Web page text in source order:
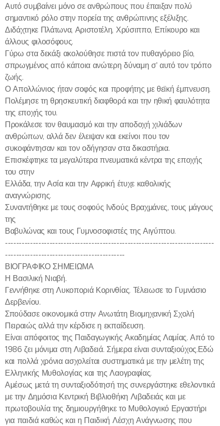
Αυτό συμβαίνει μόνο σε ανθρώπους που έπαιξαν πολύ
σημαντικό ρόλο στην πορεία της ανθρώπινης εξέλιξης.
Διδάχτηκε Πλάτωνα, Αριστοτέλη, Χρύσιππο, Επίκουρο και
άλλους φιλοσόφους.
Γύρω στα δεκάξι ακολούθησε πιστά τον πυθαγόρειο βίο,
σπρωγμένος από κάποια ανώτερη δύναμη σ' αυτό τον τρόπο
ζωής.
Ο Απολλώνιος ήταν σοφός και προφήτης με θεϊκή έμπνευση.
Πολέμησε τη θρησκευτική διαφθορά και την ηθική φαυλότητα
της εποχής του.
Προκάλεσε τον θαυμασμό και την αποδοχή χιλιάδων
ανθρώπων, αλλά δεν έλειψαν και εκείνοι που τον
συκοφάντησαν και τον οδήγησαν στα δικαστήρια.
Επισκέφτηκε τα μεγαλύτερα πνευματικά κέντρα της εποχής
του στην
Ελλάδα, την Ασία και την Αφρική έτυχε καθολικής
αναγνώρισης.
Συναντήθηκε με τους σοφούς Ινδούς Βραχμάνες, τους μάγους
της
Βαβυλώνας και τους Γυμνοσοφιστές της Αιγύπτου.
---------------------------------------------------------------------------
-------------------------------------------
ΒΙΟΓΡΑΦΙΚΟ ΣΗΜΕΙΩΜΑ
Η Βασιλική Νιαβή.
Γεννήθηκε στη Λυκοποριά Κορινθίας. Τέλειωσε το Γυμνάσιο
Δερβενίου.
Σπούδασε οικονομικά στην Ανωτάτη Βιομηχανική Σχολή
Πειραιώς αλλά την κέρδισε η εκπαίδευση.
Είναι απόφοιτος της Παιδαγωγικής Ακαδημίας Λαμίας. Από το
1986 ζει μόνιμα στη Λιβαδειά. Σήμερα είναι συνταξιούχος.Εδώ
και πολλά χρόνια ασχολείται συστηματικά με την μελέτη της
Ελληνικής Μυθολογίας και της Λαογραφίας.
Αμέσως μετά τη συνταξιοδότησή της συνεργάστηκε εθελοντικά
με την Δημόσια Κεντρική Βιβλιοθήκη Λιβαδειάς και με
πρωτοβουλία της δημιουργήθηκε το Μυθολογικό Εργαστήρι
για παιδιά καθώς και η Παιδική Λέσχη Ανάγνωσης που